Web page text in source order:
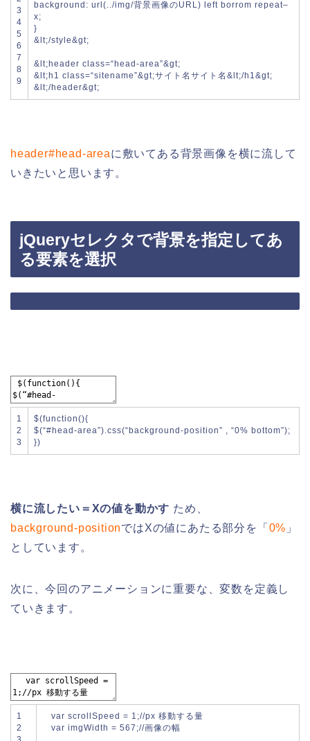
3
4
5
6
7
8
9
background : url (../img/背景画像のURL) left borrom repeat–
x;
}
& lt;/style&gt;
& lt; header class=“head-area”&gt;
& lt; h1 class=“sitename”&gt;サイト名サイト名 & lt;/h1&gt;
& lt;/header&gt;
header#head-areaに敷いてある背景画像を横に流して
いきたいと思います。
jQueryセレクタで背景を指定してあ
る要素を選択
1
2
3
$(function(){
$(“#head-area”).css(“background-position” , “0% bottom”);
})
横に流したい＝Xの値を動かす ため、
background-positionではXの値にあたる部分を「 0% 」
としています。
次に、今回のアニメーションに重要な、変数を定義し
ていきます。
1
2
var scrollSpeed = 1 ;//px 移動する量
var imgWidth = 567 ;//画像の幅